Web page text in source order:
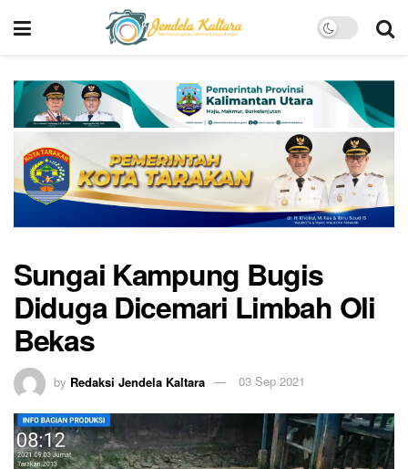
Sungai Kampung Bugis
Diduga Dicemari Limbah Oli
Bekas
by Redaksi Jendela Kaltara 03 Sep 2021